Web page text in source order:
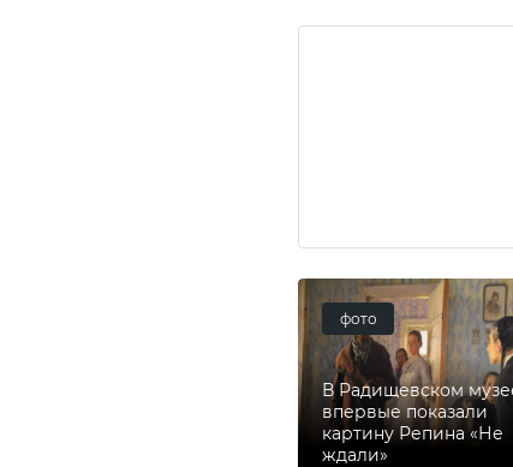
фото
В Радищевском
впервые показали
картину Репина «Не
ждали»